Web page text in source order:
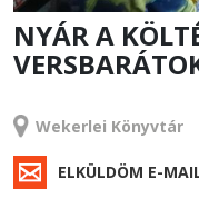
NYÁR A
Wekerlei Könyvtár
ELKÜLDÖM E-